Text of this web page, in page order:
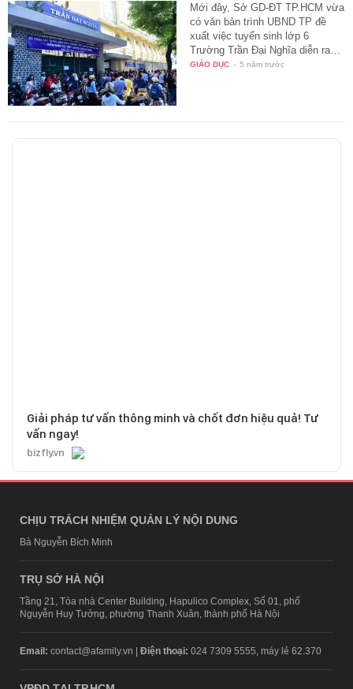
Mới đây, Sở GD-ĐT TP.HCM vừa
có văn bản trình UBND TP đề
xuất việc tuyển sinh lớp 6
Trường Trần Đại Nghĩa diễn ra…
GIÁO DỤC - 5 năm trước
Giải pháp tư vấn thông minh và chốt đơn hiệu quả! Tư
vấn ngay!
bizfly.vn
CHỊU TRÁCH NHIỆM QUẢN LÝ NỘI DUNG
Bà Nguyễn Bích Minh
TRỤ SỞ HÀ NỘI
Tầng 21, Tòa nhà Center Building, Hapulico Complex, Số 01, phố
Nguyễn Huy Tưởng, phường Thanh Xuân, thành phố Hà Nội
Email: contact@afamily.vn | Điện thoại: 024 7309 5555, máy lẻ 62.370